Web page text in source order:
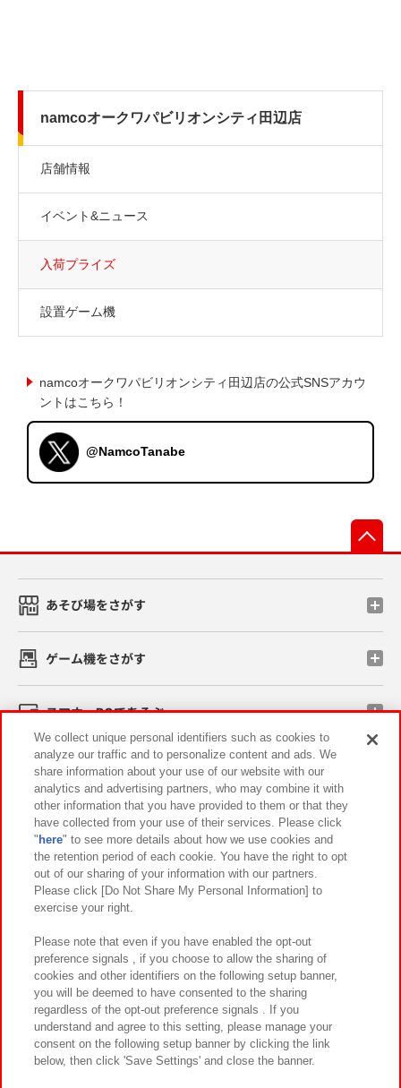
namcoオークワパビリオンシティ田辺店
店舗情報
イベント&ニュース
入荷プライズ
設置ゲーム機
namcoオークワパビリオンシティ田辺店の公式SNSアカウ
ントはこちら！
@NamcoTanabe
あそび場をさがす
ゲーム機をさがす
スマホ・PCであそぶ
イベント・キャンペーン
関連会社 サステナビリティ サイトポリシー
プライバシーポリシー ウェブアクセシビリティ方針と検証結果
お取引先さまとともに
カスタマーハラスメント対応方針 よくあるご質問・お問い合わせ
©Bandai Namco Amusement Inc.
We collect unique personal identifiers such as cookies to
analyze our traffic and to personalize content and ads. We
share information about your use of our website with our
analytics and advertising partners, who may combine it with
other information that you have provided to them or that they
have collected from your use of their services. Please click
" here" to see more details about how we use cookies and
the retention period of each cookie. You have the right to opt
out of our sharing of your information with our partners.
Please click [Do Not Share My Personal Information] to
exercise your right.
Please note that even if you have enabled the opt-out
preference signals , if you choose to allow the sharing of
cookies and other identifiers on the following setup banner,
you will be deemed to have consented to the sharing
regardless of the opt-out preference signals . If you
understand and agree to this setting, please manage your
consent on the following setup banner by clicking the link
below, then click 'Save Settings' and close the banner.